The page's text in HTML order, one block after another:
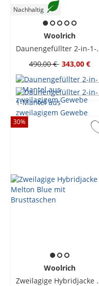
Nachhaltig
Woolrich
490,00 € 343,00 €
30%
Woolrich
Zweilagige